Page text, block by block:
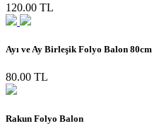
120.00 TL
Ayı ve Ay Birleşik Folyo Balon 80cm
80.00 TL
Rakun Folyo Balon